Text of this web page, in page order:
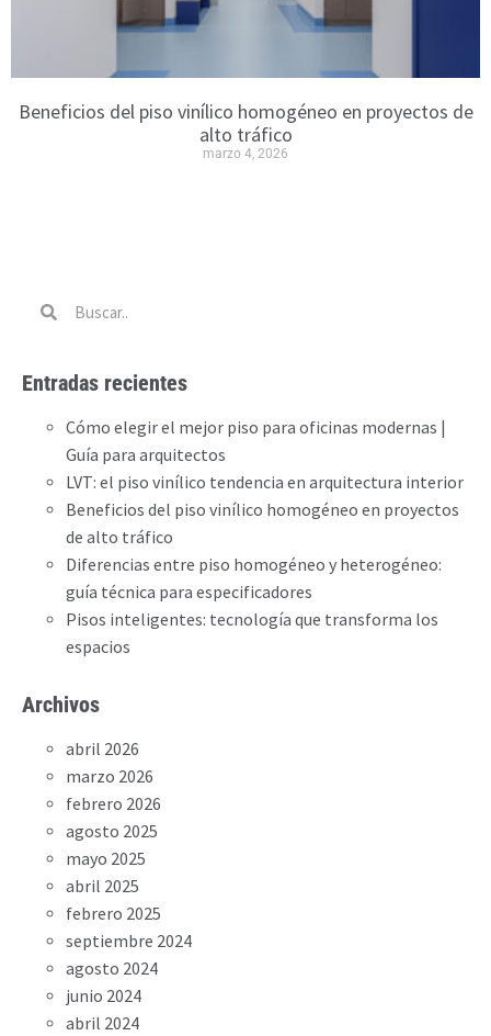
Beneficios del piso vinílico homogéneo en proyectos de
alto tráfico
marzo 4, 2026
Entradas recientes
Cómo elegir el mejor piso para oficinas modernas |
Guía para arquitectos
LVT: el piso vinílico tendencia en arquitectura interior
Beneficios del piso vinílico homogéneo en proyectos
de alto tráfico
Diferencias entre piso homogéneo y heterogéneo:
guía técnica para especificadores
Pisos inteligentes: tecnología que transforma los
espacios
Archivos
abril 2026
marzo 2026
febrero 2026
agosto 2025
mayo 2025
abril 2025
febrero 2025
septiembre 2024
agosto 2024
junio 2024
abril 2024